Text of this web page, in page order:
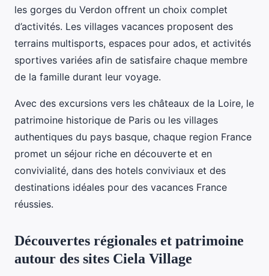
les gorges du Verdon offrent un choix complet
d’activités. Les villages vacances proposent des
terrains multisports, espaces pour ados, et activités
sportives variées afin de satisfaire chaque membre
de la famille durant leur voyage.
Avec des excursions vers les châteaux de la Loire, le
patrimoine historique de Paris ou les villages
authentiques du pays basque, chaque region France
promet un séjour riche en découverte et en
convivialité, dans des hotels conviviaux et des
destinations idéales pour des vacances France
réussies.
Découvertes régionales et patrimoine
autour des sites Ciela Village